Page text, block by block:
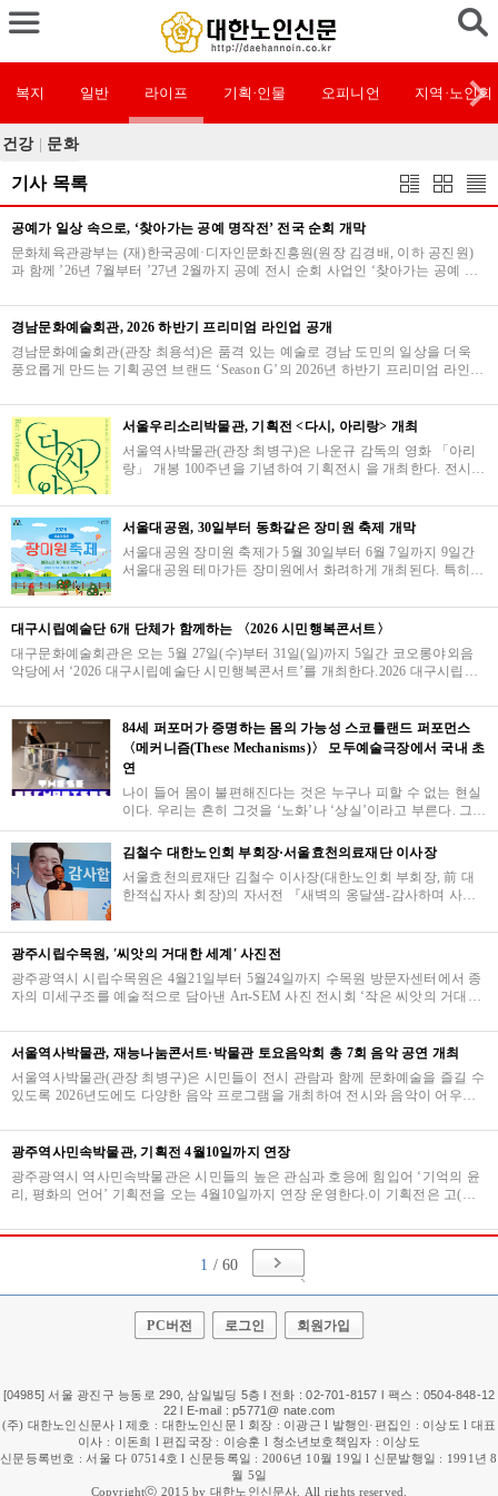
복지 일반 라이프 기획·인물 오피니언 지역·노인회
건강 문화
기사 목록
공예가 일상 속으로, ‘찾아가는 공예 명작전’ 전국 순회 개막
문화체육관광부는 (재)한국공예·디자인문화진흥원(원장 김경배, 이하 공진원)
과 함께 ’26년 7월부터 ’27년 2월까지 공예 전시 순회 사업인 ‘찾아가는 공예 명
경남문화예술회관, 2026 하반기 프리미엄 라인업 공개
경남문화예술회관(관장 최용석)은 품격 있는 예술로 경남 도민의 일상을 더욱
풍요롭게 만드는 기획공연 브랜드 ‘Season G’의 2026년 하반기 프리미엄 라인업
서울우리소리박물관, 기획전 <다시, 아리랑> 개최
서울역사박물관(관장 최병구)은 나운규 감독의 영화 「아리
랑」 개봉 100주년을 기념하여 기획전시 을 개최한다. 전시는
박물관 분관인 서울우리…
서울대공원, 30일부터 동화같은 장미원 축제 개막
서울대공원 장미원 축제가 5월 30일부터 6월 7일까지 9일간
서울대공원 테마가든 장미원에서 화려하게 개최된다. 특히
어나 정원을 가득 채우고 …
대구시립예술단 6개 단체가 함께하는 〈2026 시민행복콘서트〉
대구문화예술회관은 오는 5월 27일(수)부터 31일(일)까지 5일간 코오롱야외음
악당에서 ‘2026 대구시립예술단 시민행복콘서트’를 개최한다.2026 대구시립예
84세 퍼포머가 증명하는 몸의 가능성 스코틀랜드 퍼포먼스
〈메커니즘(These Mechanisms)〉 모두예술극장에서 국내 초
연
나이 들어 몸이 불편해진다는 것은 누구나 피할 수 없는 현실
이다. 우리는 흔히 그것을 ‘노화’나 ‘상실’이라고 부른다. 그러
나 무대 위 84세의 퍼포머는 "늙는다는 것은 멈추는 것이 아
니다”라고 말한…
김철수 대한노인회 부회장·서울효천의료재단 이사장
서울효천의료재단 김철수 이사장(대한노인회 부회장, 前 대
한적십자사 회장)의 자서전 『새벽의 옹달샘-감사하며 사랑
용산 전쟁기념관 피스앤파크컨벤션 3층 로얄홀에서 정·관계,
의료계, 언론계, 사회단체 관계자 등 각계 인사들이 대거 참석
광주시립수목원, ′씨앗의 거대한 세계′ 사진전
광주광역시 시립수목원은 4월21일부터 5월24일까지 수목원 방문자센터에서 종
자의 미세구조를 예술적으로 담아낸 Art-SEM 사진 전시회 ‘작은 씨앗의 거대한
서울역사박물관, 재능나눔콘서트·박물관 토요음악회 총 7회 음악 공연 개최
서울역사박물관(관장 최병구)은 시민들이 전시 관람과 함께 문화예술을 즐길 수
있도록 2026년도에도 다양한 음악 프로그램을 개최하여 전시와 음악이 어우러
광주역사민속박물관, 기획전 4월10일까지 연장
광주광역시 역사민속박물관은 시민들의 높은 관심과 호응에 힘입어 ‘기억의 윤
리, 평화의 언어’ 기획전을 오는 4월10일까지 연장 운영한다.이 기획전은 고(故)
1 / 60
PC버전 로그인 회원가입
[04985] 서울 광진구 능동로 290, 삼일빌딩 5층 l 전화 : 02-701-8157 l 팩스 : 0504-848-12
22 l E-mail : p5771@ nate.com
(주) 대한노인신문사 l 제호 : 대한노인신문 l 회장 : 이광근 l 발행인·편집인 : 이상도 l 대표
이사 : 이돈희 l 편집국장 : 이승훈 l 청소년보호책임자 : 이상도
신문등록번호 : 서울 다 07514호 l 신문등록일 : 2006년 10월 19일 l 신문발행일 : 1991년 8
월 5일
Copyrightⓒ 2015 by 대한노인신문사. All rights reserved.